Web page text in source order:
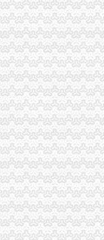
业及时变更报关注册登记
注册登记手续
微型企业发展工作
检组长滕科带队到双桥局
庆海关注册登记积推进微
创业培训呈现三点
监管
海关在哪里着力加纪检监
关注册登记证书牵头召
者申诉举报咨询处理况综述
会成立大会
书创新举措加网络违法案
记证书地理标志助推农村